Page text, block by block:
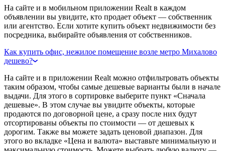
На сайте и в мобильном приложении Realt в каждом
объявлении вы увидите, кто продает объект — собственник
или агентство. Если хотите купить объект недвижимости без
посредника, выбирайте объявления от собственников.
Как купить офис, нежилое помещение возле метро Михалово
дешево?
На сайте и в приложении Realt можно отфильтровать объекты
таким образом, чтобы самые дешевые варианты были в начале
выдачи. Для этого в сортировке выберите пункт «Сначала
дешевые». В этом случае вы увидите объекты, которые
продаются по договорной цене, а сразу после них будут
отсортированы объекты по стоимости — от дешевых к
дорогим. Также вы можете задать ценовой диапазон. Для
этого во вкладке «Цена и валюта» выставьте минимальную и